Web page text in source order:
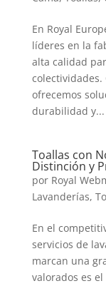
En Royal
líderes en la
alta calidad
colectividades.
ofrecemos
durabilidad y...
Toallas con
Distinción y
por Royal
Lavanderías,
En el
servicios de
marcan una
valorados es